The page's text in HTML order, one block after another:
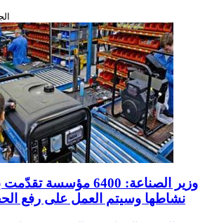
وزير الصناعة: 6400
نشاطها وسيتم العمل على رفع